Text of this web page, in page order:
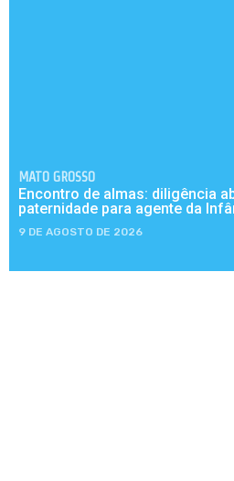
MATO GROSSO
Encontro de almas: diligência
paternidade para agente da
9 DE AGOSTO DE 2026